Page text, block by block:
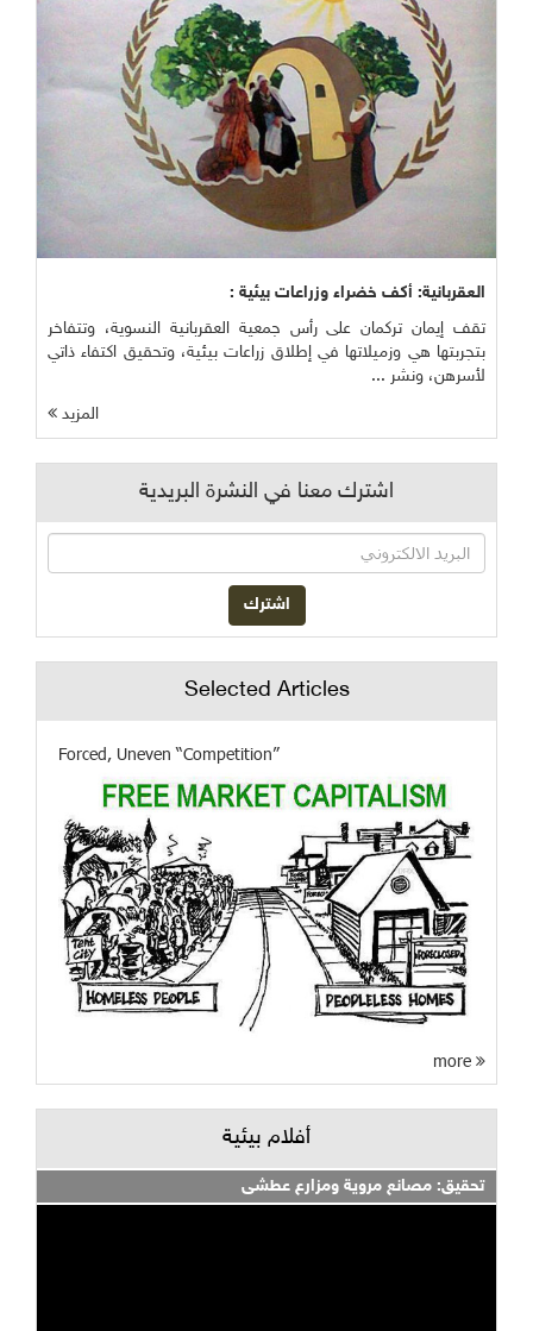
العقربانية: أكف خضراء وزراعات بيئية :
تقف إيمان تركمان على رأس جمعية العقربانية النسوية، وتتفاخر
بتجربتها هي وزميلاتها في إطلاق زراعات بيئية، وتحقيق اكتفاء ذاتي
لأسرهن، ونشر ...
المزيد
اشترك معنا في النشرة البريدية
Selected Articles
Forced, Uneven “Competition”
أفلام بيئية
تحقيق: مصانع مروية ومزارع عطشى